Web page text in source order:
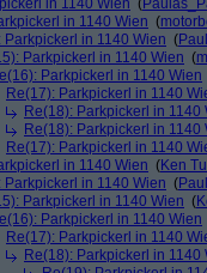
in 1140 Wien (
in 1140 Wien (
Parkpickerl in 1140 Wien (
Parkpickerl in 1140 Wien (
Parkpickerl in 1140 Wien
Re(17): Parkpickerl in 1140
Re(18): Parkpickerl in 1140
Re(18): Parkpickerl in 1140
Re(17): Parkpickerl in 1140
in 1140 Wien (Ken
Parkpickerl in 1140 Wien (
Parkpickerl in 1140 Wien (
Parkpickerl in 1140 Wien
Re(17): Parkpickerl in 1140
Re(18): Parkpickerl in 1140